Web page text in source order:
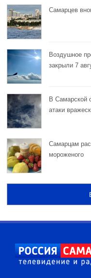
Самарцев
Воздушное
закрыли 7
В Самарской
атаки
Самарцам
мороженого